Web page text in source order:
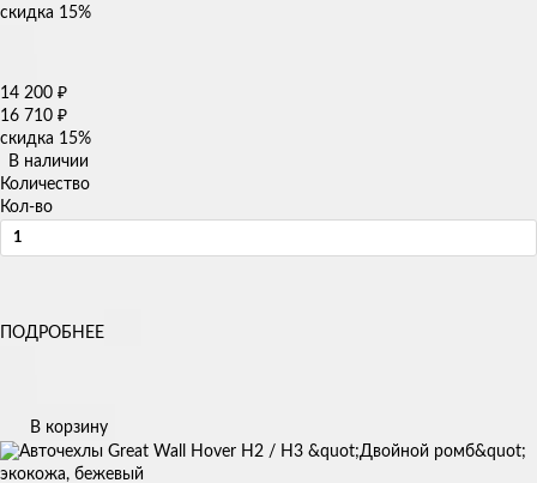
скидка 15%
14 200 ₽
16 710 ₽
скидка 15%
В наличии
Количество
Кол-во
ПОДРОБНЕЕ
В корзину